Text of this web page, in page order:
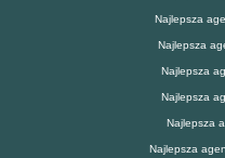
Najlepsza
Najlepsza
Najlepsza
Najlepsza
Najlepsza
Najlepsza